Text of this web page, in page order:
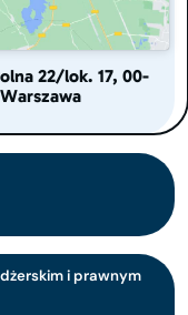
22/lok. 17, 00-
i prawnym